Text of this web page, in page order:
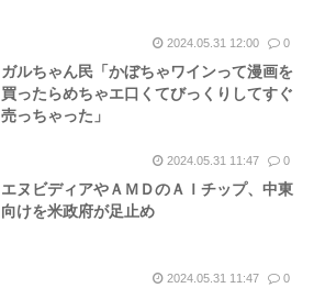
2024.05.31 12:00 0
ガルちゃん民「かぼちゃワインって漫画を
買ったらめちゃエ口くてびっくりしてすぐ
売っちゃった」
2024.05.31 11:47 0
エヌビディアやＡＭＤのＡＩチップ、中東
向けを米政府が足止め
2024.05.31 11:47 0